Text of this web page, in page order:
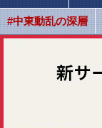
#中東動乱の深層